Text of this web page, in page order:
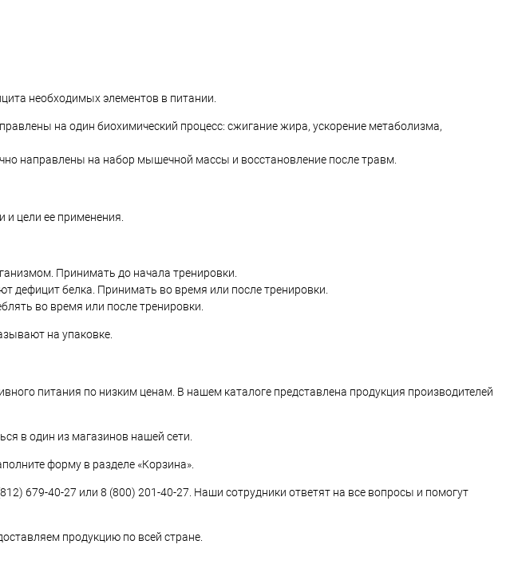
необходимых элементов в питании.
на один биохимический процесс: сжигание жира, ускорение метаболизма,
направлены на набор мышечной массы и восстановление после травм.
и цели ее применения.
Принимать до начала тренировки.
дефицит белка. Принимать во время или после тренировки.
во время или после тренировки.
на упаковке.
питания по низким ценам. В нашем каталоге представлена продукция производителей
в один из магазинов нашей сети.
форму в разделе «Корзина».
679-40-27 или 8 (800) 201-40-27. Наши сотрудники ответят на все вопросы и помогут
продукцию по всей стране.